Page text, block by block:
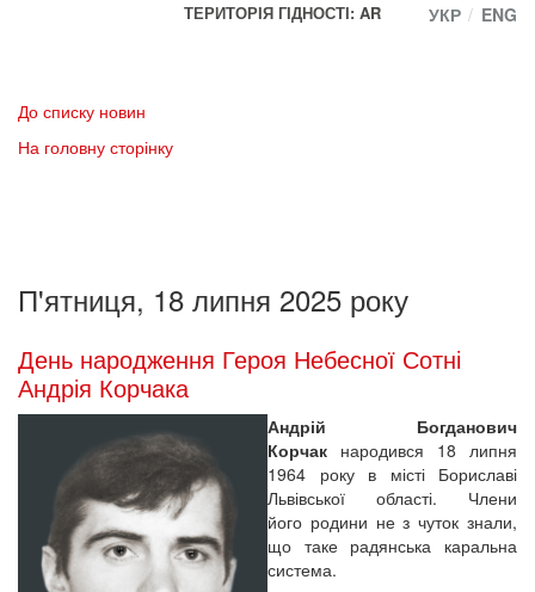
ТЕРИТОРІЯ ГІДНОСТІ: AR
УКР ENG
До списку новин
На головну сторінку
П'ятниця, 18 липня 2025 року
День народження Героя Небесної Сотні
Андрія Корчака
Андрій Богданович
Корчак народився 18 липня
1964 року в місті Бориславі
Львівської області. Члени
його родини не з чуток знали,
що таке радянська каральна
система.